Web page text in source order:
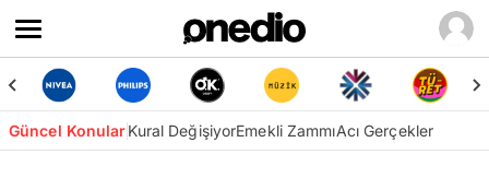
Güncel KonularKural DeğişiyorEmekli ZammıAcı Gerçekler